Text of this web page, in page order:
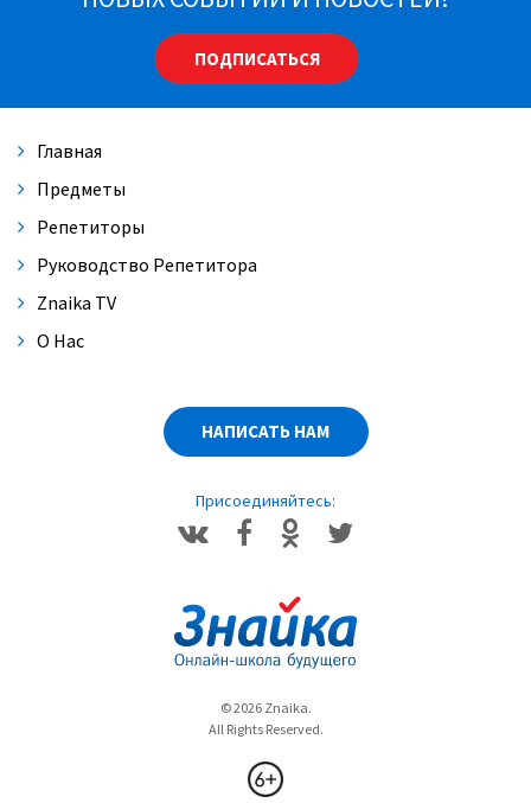
ПОДПИСАТЬСЯ
Главная
Предметы
Репетиторы
Руководство Репетитора
Znaika TV
О Нас
НАПИСАТЬ НАМ
Присоединяйтесь:
© 2026 Znaika.
All Rights Reserved.